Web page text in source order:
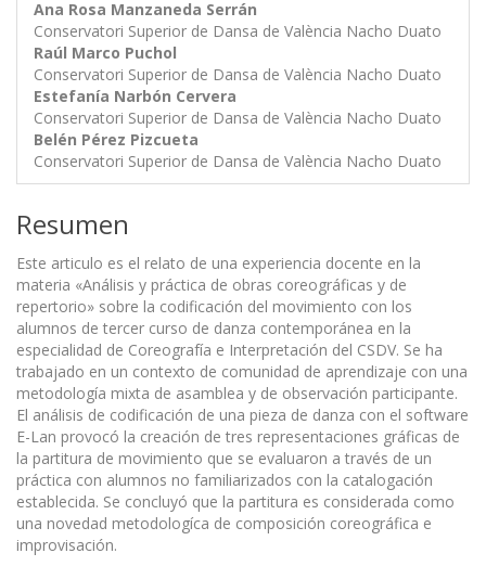
Ana Rosa Manzaneda Serrán
Conservatori Superior de Dansa de València Nacho Duato
Raúl Marco Puchol
Conservatori Superior de Dansa de València Nacho Duato
Estefanía Narbón Cervera
Conservatori Superior de Dansa de València Nacho Duato
Belén Pérez Pizcueta
Conservatori Superior de Dansa de València Nacho Duato
Resumen
Este articulo es el relato de una experiencia docente en la
materia «Análisis y práctica de obras coreográficas y de
repertorio» sobre la codificación del movimiento con los
alumnos de tercer curso de danza contemporánea en la
especialidad de Coreografía e Interpretación del CSDV. Se ha
trabajado en un contexto de comunidad de aprendizaje con una
metodología mixta de asamblea y de observación participante.
El análisis de codificación de una pieza de danza con el software
E-Lan provocó la creación de tres representaciones gráficas de
la partitura de movimiento que se evaluaron a través de un
práctica con alumnos no familiarizados con la catalogación
establecida. Se concluyó que la partitura es considerada como
una novedad metodologíca de composición coreográfica e
improvisación.